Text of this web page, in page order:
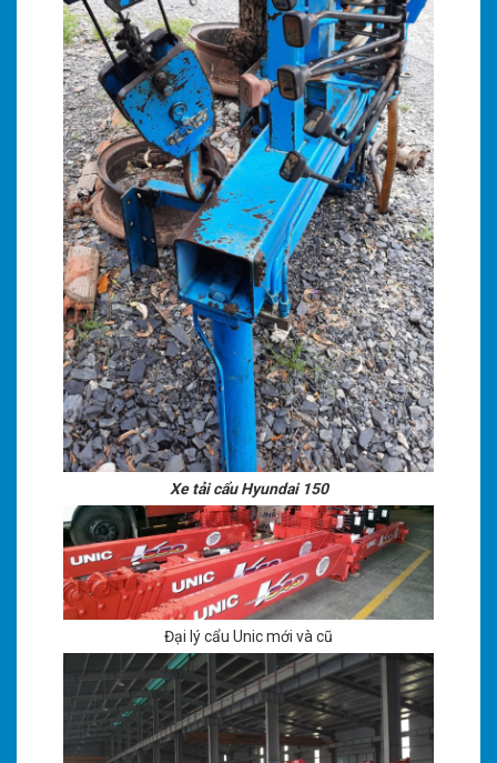
Xe tải cẩu Hyundai 150
Đại lý cẩu Unic mới và cũ